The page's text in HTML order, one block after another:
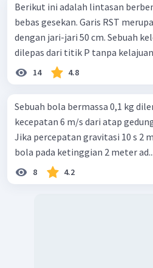
Berikut ini adalah lintasan
bebas gesekan. Garis RST merupakan busur lingkaran
dengan jari-jari 50 cm. Sebuah
dilepas dari titik P tanpa kelajuan
14 4.8
Sebuah bola bermassa 0,1 kg
kecepatan 6 m/s dari atap
Jika percepatan gravitasi 10 s 2
bola pada ketinggian 2 meter ad...
8 4.2